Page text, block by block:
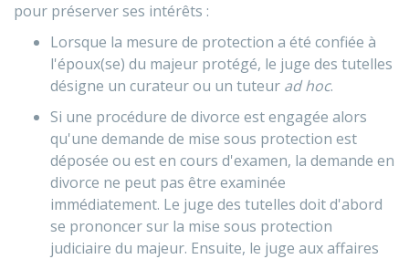
pour préserver ses intérêts :
Lorsque la mesure de protection a été confiée à
l'époux(se) du majeur protégé, le juge des tutelles
désigne un curateur ou un tuteur ad hoc.
Si une procédure de divorce est engagée alors
qu'une demande de mise sous protection est
déposée ou est en cours d'examen, la demande en
divorce ne peut pas être examinée
immédiatement. Le juge des tutelles doit d'abord
se prononcer sur la mise sous protection
judiciaire du majeur. Ensuite, le juge aux affaires